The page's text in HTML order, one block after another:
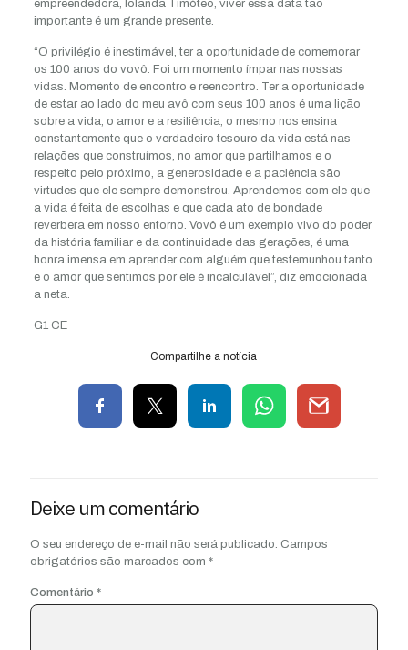
empreendedora, Iolanda Timóteo, viver essa data tão
importante é um grande presente.
“O privilégio é inestimável, ter a oportunidade de comemorar
os 100 anos do vovô. Foi um momento ímpar nas nossas
vidas. Momento de encontro e reencontro. Ter a oportunidade
de estar ao lado do meu avô com seus 100 anos é uma lição
sobre a vida, o amor e a resiliência, o mesmo nos ensina
constantemente que o verdadeiro tesouro da vida está nas
relações que construímos, no amor que partilhamos e o
respeito pelo próximo, a generosidade e a paciência são
virtudes que ele sempre demonstrou. Aprendemos com ele que
a vida é feita de escolhas e que cada ato de bondade
reverbera em nosso entorno. Vovô é um exemplo vivo do poder
da história familiar e da continuidade das gerações, é uma
honra imensa em aprender com alguém que testemunhou tanto
e o amor que sentimos por ele é incalculável”, diz emocionada
a neta.
G1 CE
Compartilhe a notícia
Deixe um comentário
O seu endereço de e-mail não será publicado. Campos
obrigatórios são marcados com *
Comentário *